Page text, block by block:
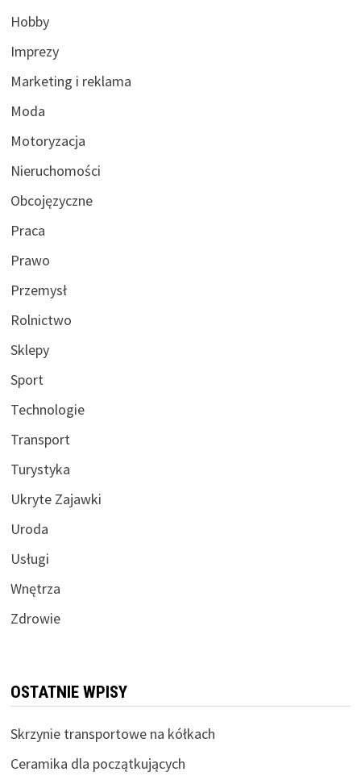
Hobby
Imprezy
Marketing i reklama
Moda
Motoryzacja
Nieruchomości
Obcojęzyczne
Praca
Prawo
Przemysł
Rolnictwo
Sklepy
Sport
Technologie
Transport
Turystyka
Ukryte Zajawki
Uroda
Usługi
Wnętrza
Zdrowie
OSTATNIE WPISY
Skrzynie transportowe na kółkach
Ceramika dla początkujących